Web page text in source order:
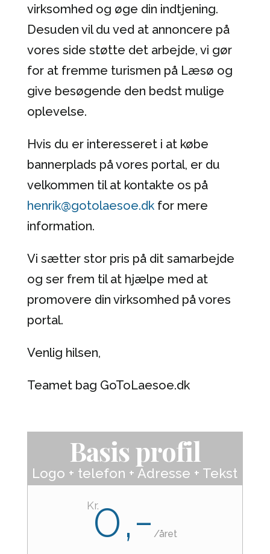
virksomhed og øge din indtjening.
Desuden vil du ved at annoncere på
vores side støtte det arbejde, vi gør
for at fremme turismen på Læsø og
give besøgende den bedst mulige
oplevelse.
Hvis du er interesseret i at købe
bannerplads på vores portal, er du
velkommen til at kontakte os på
henrik@gotolaesoe.dkfor mere
information.
Vi sætter stor pris på dit samarbejde
og ser frem til at hjælpe med at
promovere din virksomhed på vores
portal.
Venlig hilsen,
Teamet bag GoToLaesoe.dk
Basis profil
Logo + telefon + Adresse + Tekst
Kr.0,-/året